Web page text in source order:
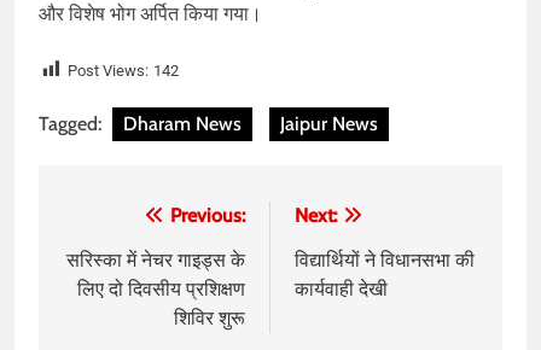
और विशेष भोग अर्पित किया गया।
Post Views: 142
Tagged: Dharam News Jaipur News
navigation
Previous:
सरिस्का में नेचर गाइड्स के
लिए दो दिवसीय प्रशिक्षण
शिविर शुरू
Next:
वि‌द्यार्थियों ने विधानसभा की
कार्यवाही देखी